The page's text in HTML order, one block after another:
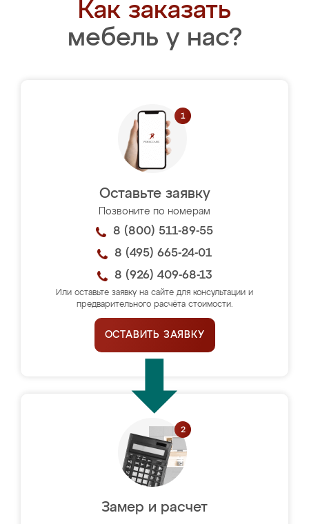
Как заказать
мебель у нас?
Оставьте заявку
Позвоните по номерам
8 (800) 511-89-55
8 (495) 665-24-01
8 (926) 409-68-13
Или оставьте заявку на сайте для консультации и
предварительного расчёта стоимости.
ОСТАВИТЬ ЗАЯВКУ
Замер и расчет